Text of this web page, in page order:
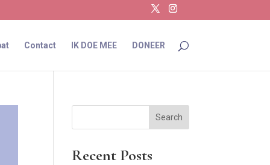
Contact IK DOE MEE DONEER
Search
Recent Posts